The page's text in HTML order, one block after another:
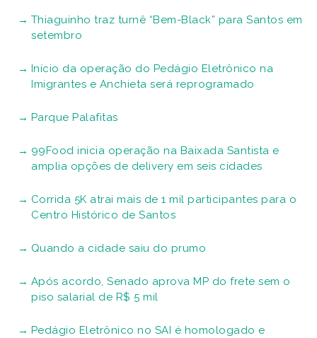
Thiaguinho traz turnê “Bem-Black” para Santos em
setembro
Início da operação do Pedágio Eletrônico na
Imigrantes e Anchieta será reprogramado
Parque Palafitas
99Food inicia operação na Baixada Santista e
amplia opções de delivery em seis cidades
Corrida 5K atrai mais de 1 mil participantes para o
Centro Histórico de Santos
Quando a cidade saiu do prumo
Após acordo, Senado aprova MP do frete sem o
piso salarial de R$ 5 mil
Pedágio Eletrônico no SAI é homologado e